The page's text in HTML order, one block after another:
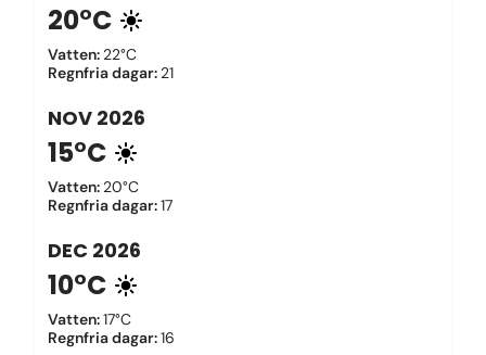
20°C
Vatten: 22°C
Regnfria dagar: 21
NOV 2026
15°C
Vatten: 20°C
Regnfria dagar:17
DEC 2026
10°C
Vatten:17°C
Regnfria dagar:16